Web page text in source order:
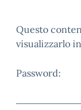
Questo
visualizzarlo
Password: